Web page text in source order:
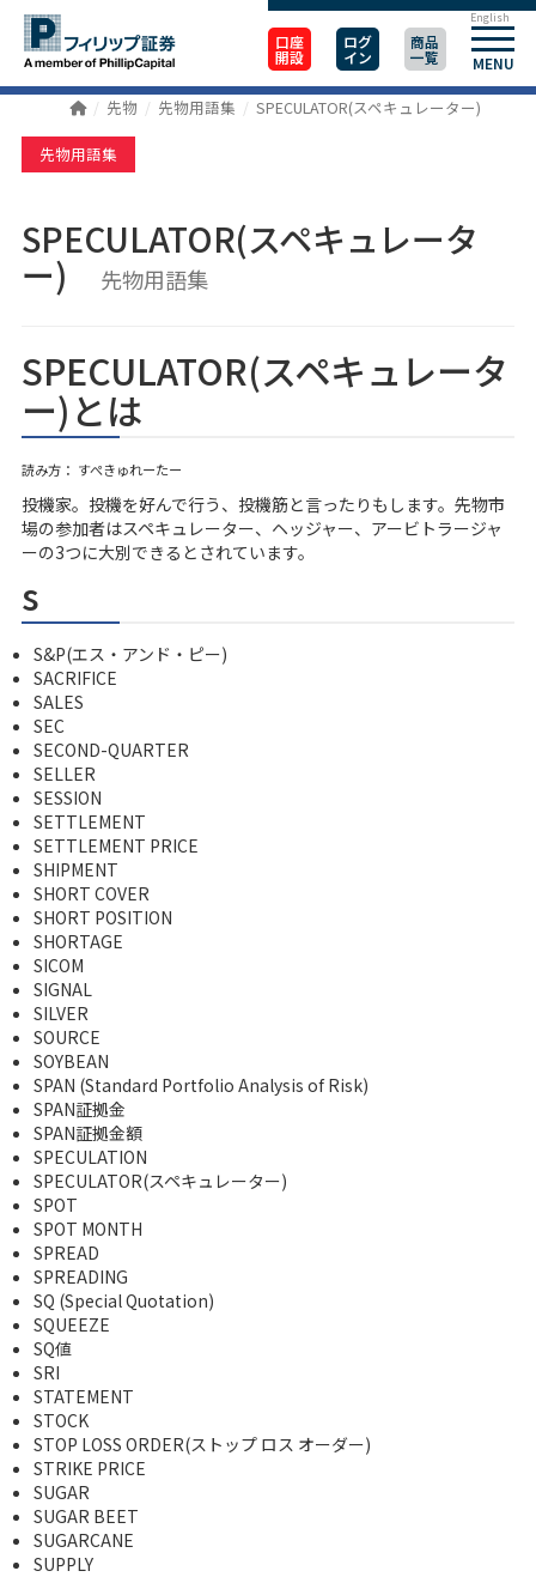
口座
開設
ログ
イン
商品
一覧 MENU
English
先物 先物用語集 SPECULATOR(スペキュレーター)
先物用語集
SPECULATOR(スペキュレータ
ー) 先物用語集
SPECULATOR(スペキュレータ
ー)とは
読み方： すぺきゅれーたー
投機家。投機を好んで行う、投機筋と言ったりもします。先物市
場の参加者はスペキュレーター、ヘッジャー、アービトラージャ
ーの3つに大別できるとされています。
s
S&P(エス・アンド・ピー)
SACRIFICE
SALES
SEC
SECOND-QUARTER
SELLER
SESSION
SETTLEMENT
SETTLEMENT PRICE
SHIPMENT
SHORT COVER
SHORT POSITION
SHORTAGE
SICOM
SIGNAL
SILVER
SOURCE
SOYBEAN
SPAN (Standard Portfolio Analysis of Risk)
SPAN証拠金
SPAN証拠金額
SPECULATION
SPECULATOR(スペキュレーター)
SPOT
SPOT MONTH
SPREAD
SPREADING
SQ (Special Quotation)
SQUEEZE
SQ値
SRI
STATEMENT
STOCK
STOP LOSS ORDER(ストップ ロス オーダー)
STRIKE PRICE
SUGAR
SUGAR BEET
SUGARCANE
SUPPLY